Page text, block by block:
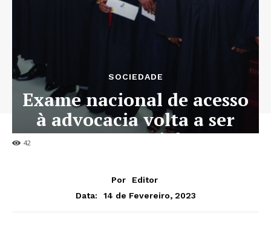
42
SOCIEDADE
Exame nacional de acesso
à advocacia volta a ser
presencial
Por
Editor
Data:
14 de Fevereiro, 2023